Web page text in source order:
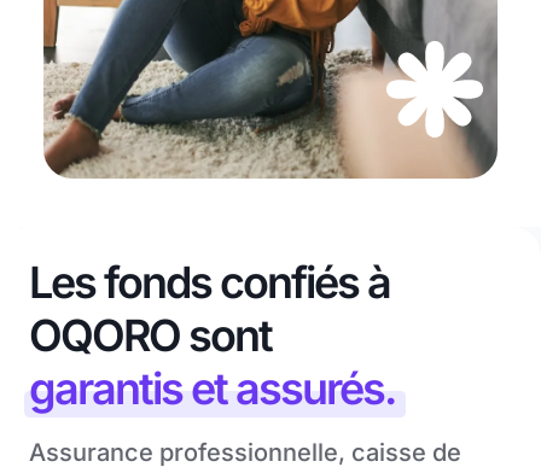
Les fonds confiés à
OQORO sont
garantis et assurés.
Assurance professionnelle, caisse de